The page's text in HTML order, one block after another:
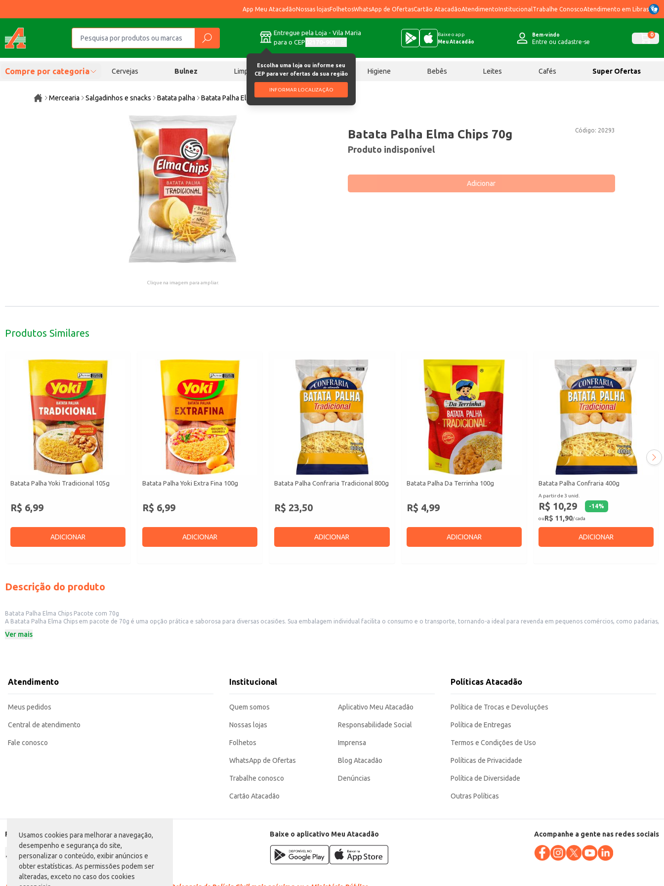
Usamos cookies para melhorar a navegação,
desempenho e segurança do site,
personalizar o conteúdo, exibir anúncios e
obter estatísticas. As permissões podem ser
alteradas, exceto no caso dos cookies
App Meu AtacadãoNossas lojasFolhetosWhatsApp de OfertasCartão AtacadãoAtendimentoInstitucional Trabalhe ConoscoAtendimento em Libras
Entregue pela Loja - Vila Maria
para o CEP
Escolha uma loja ou informe seu
CEP para ver ofertas da sua região
INFORMAR LOCALIZAÇÃO
Baixe o app
Meu Atacadão
Bem-vindo
Entre ou cadastre-se
0
Compre por categoria Cervejas Bulnez Limpeza Chocolates Higiene Bebês Leites Cafés Super Ofertas
Mercearia Salgadinhos e snacks Batata palha Batata Palha Elma Chips 70g
Clique na imagem para ampliar.
Código: 20293
Batata Palha Elma Chips 70g
Produto indisponível
Adicionar
Produtos Similares
Batata Palha Yoki Tradicional 105g
R$ 6,99
ADICIONAR
Batata Palha Yoki Extra Fina 100g
R$ 6,99
ADICIONAR
Batata Palha Confraria Tradicional 800g
R$ 23,50
ADICIONAR
Batata Palha Da Terrinha 100g
R$ 4,99
ADICIONAR
Batata Palha Confraria 400g
A partir de 3 unid.
R$ 10,29 -14%
ouR$ 11,90/ cada
ADICIONAR
Descrição do produto
Batata Palha Elma Chips Pacote com 70g
A Batata Palha Elma Chips em pacote de 70g é uma opção prática e saborosa para diversas ocasiões. Sua embalagem individual facilita o consumo e o transporte, tornando-a ideal para revenda em pequenos comércios, como padarias,
Dicas de uso:
A Batata Palha Elma Chips oferece um produto de qualidade, com um sabor que agrada a muitos consumidores. Sua embalagem individual garante a conservação do produto e facilita o manuseio, tanto para o consumidor final quanto
para o varejista. A praticidade e o sabor contribuem para uma boa experiência de compra e consumo.
Marca: Elma Chips
Categoria: Batata palha
EAN: 7892840814830
Ver mais
Atendimento
Meus pedidos
Central de atendimento
Fale conosco
Institucional
Quem somos
Nossas lojas
Folhetos
WhatsApp de Ofertas
Trabalhe conosco
Cartão Atacadão
Aplicativo Meu Atacadão
Responsabilidade Social
Imprensa
Blog Atacadão
Denúncias
Políticas Atacadão
Política de Trocas e Devoluções
Política de Entregas
Termos e Condições de Uso
Políticas de Privacidade
Política de Diversidade
Outras Políticas
Formas de pagamento Baixe o aplicativo Meu Atacadão Acompanhe a gente nas redes sociais